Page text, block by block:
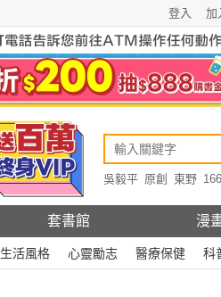
加
登入
吳毅平 原創 東野
套書館 漫
生活風格 心靈勵志 醫療保健 科